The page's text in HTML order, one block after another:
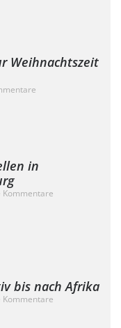
Weihnachtszeit
in
Kommentare
bis nach Afrika
Kommentare